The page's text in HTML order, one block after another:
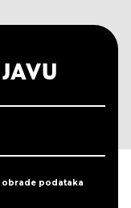
obrade podataka